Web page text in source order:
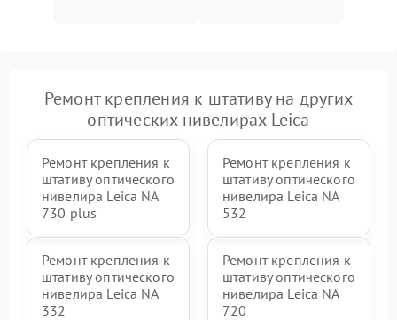
Ремонт крепления к штативу на других
оптических нивелирах Leica
Ремонт крепления к
штативу оптического
нивелира Leica NA
730 plus
Ремонт крепления к
штативу оптического
нивелира Leica NA
532
Ремонт крепления к
штативу оптического
нивелира Leica NA
332
Ремонт крепления к
штативу оптического
нивелира Leica NA
720